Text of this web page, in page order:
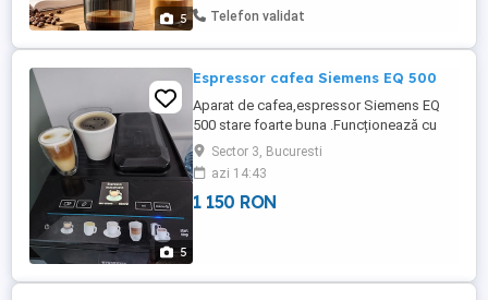
5
Eroii Revokutiei. Produs nou nout!
Telefon validat
5
Espressor cafea Siemens EQ 500
Aparat de cafea,espressor Siemens EQ
500 stare foarte buna .Funcționează cu
cafea boabe și cafea măcinată .Face
espresso,cafea americană,
cappuccino,cafelatte,lapte cald ,etc
Sector 3, Bucuresti
azi 14:43
1 150 RON